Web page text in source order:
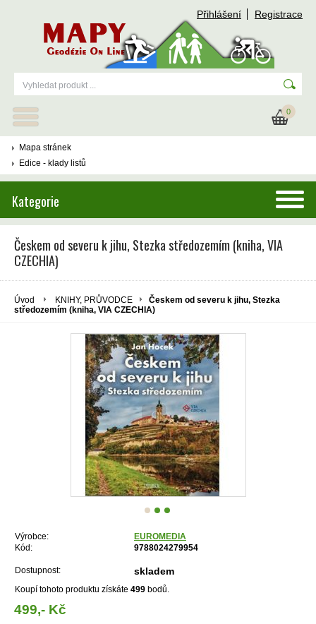
Přihlášení Registrace
0
Mapa stránek
Edice - klady listů
Kategorie
Českem od severu k jihu, Stezka středozemím (kniha, VIA
CZECHIA)
Úvod KNIHY, PRŮVODCE
Českem od severu k jihu, Stezka
středozemím (kniha, VIA CZECHIA)
Výrobce:
EUROMEDIA
Kód:
9788024279954
Dostupnost: skladem
Koupí tohoto produktu získáte 499 bodů.
499,- Kč